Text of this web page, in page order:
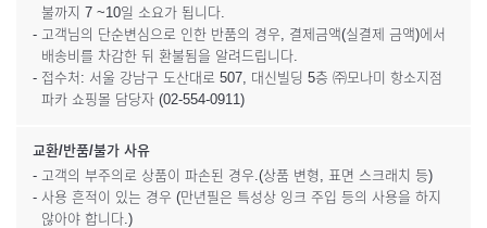
불까지 7 ~10일 소요가 됩니다.
- 고객님의 단순변심으로 인한 반품의 경우, 결제금액(실결제 금액)에서
배송비를 차감한 뒤 환불됨을 알려드립니다.
- 접수처: 서울 강남구 도산대로 507, 대신빌딩 5층 ㈜모나미 항소지점
파카 쇼핑몰 담당자 (02-554-0911)
교환/반품/불가 사유
- 고객의 부주의로 상품이 파손된 경우.(상품 변형, 표면 스크래치 등)
- 사용 흔적이 있는 경우 (만년필은 특성상 잉크 주입 등의 사용을 하지
않아야 합니다.)